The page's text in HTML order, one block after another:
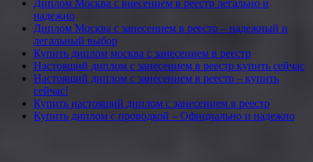
Диплом Москва с внесением в реестр легально и
надежно
Диплом Москва с занесением в реестр – надежный и
легальный выбор
Купить диплом москва с занесением в реестр
Настоящий диплом с занесением в реестр купить сейчас
Настоящий диплом с занесением в реестр – купить
сейчас!
Купить настоящий диплом с занесением в реестр
Купить диплом с проводкой – Официально и надежно